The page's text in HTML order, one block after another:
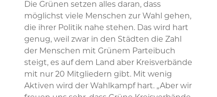
Die Grünen setzen alles daran, dass
möglichst viele Menschen zur Wahl gehen,
die ihrer Politik nahe stehen. Das wird hart
genug, weil zwar in den Städten die Zahl
der Menschen mit Grünem Parteibuch
steigt, es auf dem Land aber Kreisverbände
mit nur 20 Mitgliedern gibt. Mit wenig
Aktiven wird der Wahlkampf hart. „Aber wir